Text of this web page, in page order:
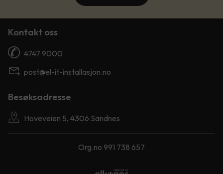
Kontakt oss
4747 9000
post@el-it-installasjon.no
Besøksadresse
Hoveveien 5, 4306 Sandnes
Org.no 991 738 657